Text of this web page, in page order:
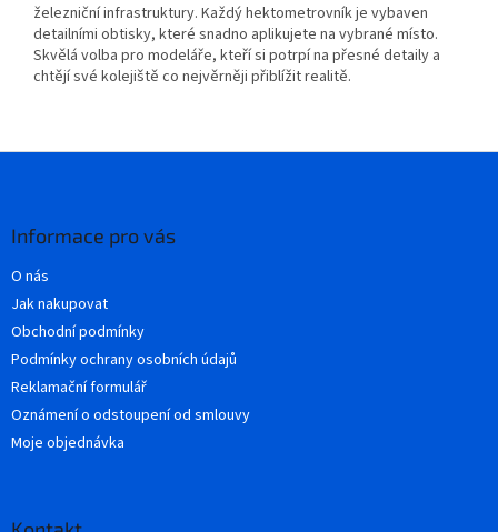
železniční infrastruktury. Každý hektometrovník je vybaven
detailními obtisky, které snadno aplikujete na vybrané místo.
Skvělá volba pro modeláře, kteří si potrpí na přesné detaily a
chtějí své kolejiště co nejvěrněji přiblížit realitě.
Informace pro vás
O nás
Jak nakupovat
Obchodní podmínky
Podmínky ochrany osobních údajů
Reklamační formulář
Oznámení o odstoupení od smlouvy
Moje objednávka